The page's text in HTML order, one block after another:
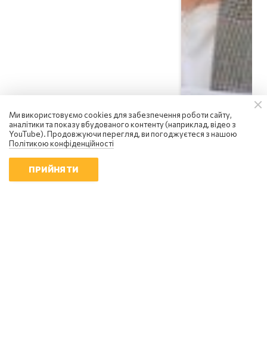
Ми використовуємо cookies для забезпечення роботи сайту,
аналітики та показу вбудованого контенту (наприклад, відео з
YouTube). Продовжуючи перегляд, ви погоджуєтеся з нашою
Політикою конфіденційності
ПРИЙНЯТИ